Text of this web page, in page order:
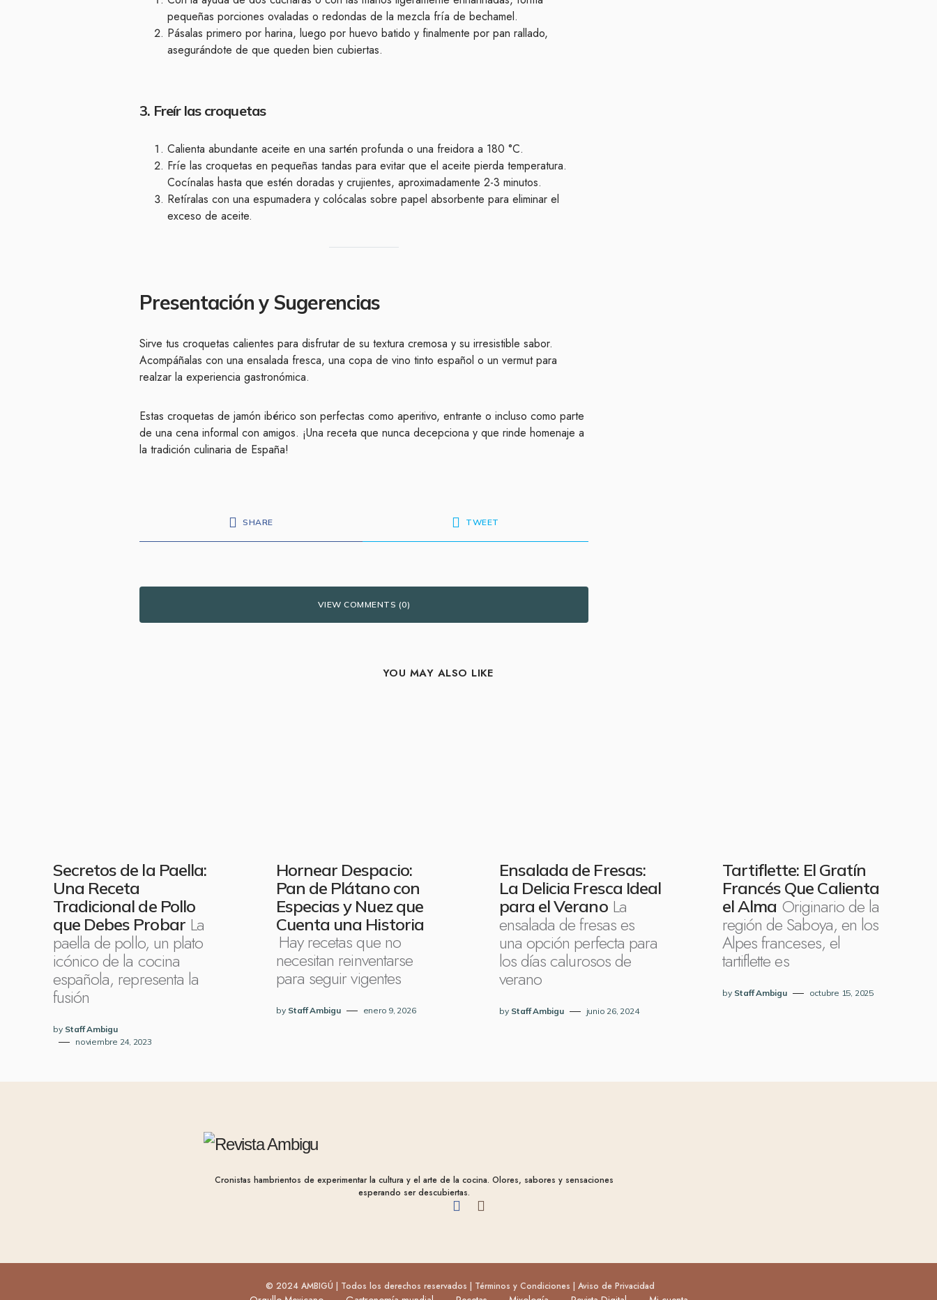
pequeñas porciones ovaladas o redondas de la mezcla fría de bechamel.
Pásalas primero por harina, luego por huevo batido y finalmente por pan rallado,
asegurándote de que queden bien cubiertas.
3. Freír las croquetas
Calienta abundante aceite en una sartén profunda o una freidora a 180 °C.
Fríe las croquetas en pequeñas tandas para evitar que el aceite pierda temperatura.
Cocínalas hasta que estén doradas y crujientes, aproximadamente 2-3 minutos.
Retíralas con una espumadera y colócalas sobre papel absorbente para eliminar el
exceso de aceite.
Presentación y Sugerencias
Sirve tus croquetas calientes para disfrutar de su textura cremosa y su irresistible sabor.
Acompáñalas con una ensalada fresca, una copa de vino tinto español o un vermut para
realzar la experiencia gastronómica.
Estas croquetas de jamón ibérico son perfectas como aperitivo, entrante o incluso como parte
de una cena informal con amigos. ¡Una receta que nunca decepciona y que rinde homenaje a
la tradición culinaria de España!
SHARE TWEET
VIEW COMMENTS (0)
YOU MAY ALSO LIKE
Secretos de la Paella:
Una Receta
Tradicional de Pollo
que Debes Probar La
paella de pollo, un plato
icónico de la cocina
española, representa la
fusión
by Staff Ambigu
noviembre 24, 2023
Hornear Despacio:
Pan de Plátano con
Especias y Nuez que
Cuenta una Historia
Hay recetas que no
necesitan reinventarse
para seguir vigentes
by Staff Ambigu enero 9, 2026
Ensalada de Fresas:
La Delicia Fresca Ideal
para el Verano La
ensalada de fresas es
una opción perfecta para
los días calurosos de
verano
by Staff Ambigu junio 26, 2024
Tartiflette: El Gratín
Francés Que Calienta
el Alma Originario de la
región de Saboya, en los
Alpes franceses, el
tartiflette es
by Staff Ambigu octubre 15, 2025
Cronistas hambrientos de experimentar la cultura y el arte de la cocina. Olores, sabores y sensaciones
esperando ser descubiertas.
© 2024 AMBIGÚ | Todos los derechos reservados | Términos y Condiciones | Aviso de Privacidad